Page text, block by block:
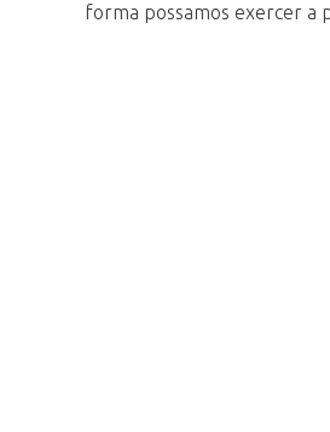
forma possamos exercer a